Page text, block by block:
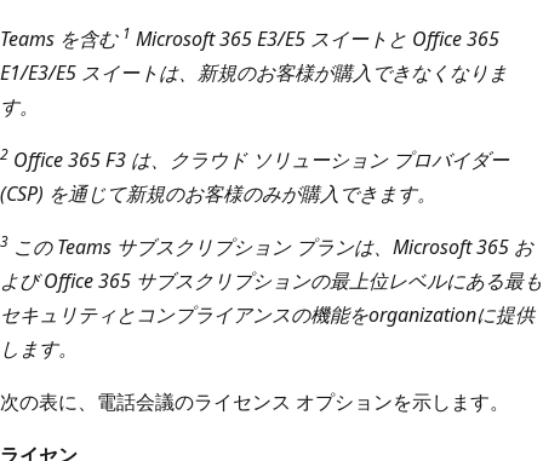
Teams を含む 1 Microsoft 365 E3/E5 スイートと Office 365
E1/E3/E5 スイートは、新規のお客様が購入できなくなりま
す。
2 Office 365 F3 は、クラウド ソリューション プロバイダー
(CSP) を通じて新規のお客様のみが購入できます。
3 この Teams サブスクリプション プランは、Microsoft 365 お
よび Office 365 サブスクリプションの最上位レベルにある最も
セキュリティとコンプライアンスの機能をorganizationに提供
します。
次の表に、電話会議のライセンス オプションを示します。
ライセン